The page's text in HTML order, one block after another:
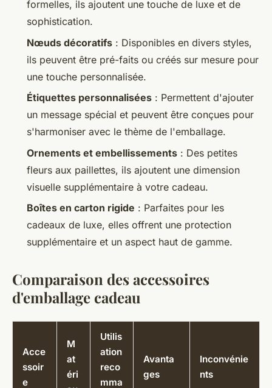
formelles, ils ajoutent une touche de luxe et de
sophistication.
Nœuds décoratifs : Disponibles en divers styles,
ils peuvent être pré-faits ou créés sur mesure pour
une touche personnalisée.
Étiquettes personnalisées : Permettent d'ajouter
un message spécial et peuvent être conçues pour
s'harmoniser avec le thème de l'emballage.
Ornements et embellissements : Des petites
fleurs aux paillettes, ils ajoutent une dimension
visuelle supplémentaire à votre cadeau.
Boîtes en carton rigide : Parfaites pour les
cadeaux de luxe, elles offrent une protection
supplémentaire et un aspect haut de gamme.
Comparaison des accessoires
d'emballage cadeau
Acce
ssoir
e
M
at
éri
Utilis
ation
reco
mma
Avanta
ges
Inconvénie
nts